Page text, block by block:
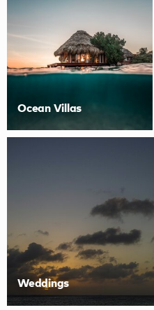
Ocean Villas
Weddings